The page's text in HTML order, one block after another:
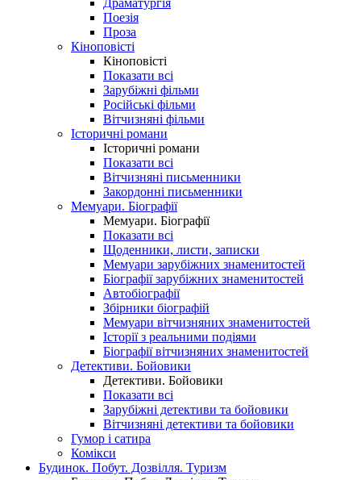
Драматургія
Поезія
Проза
Кіноповісті
Кіноповісті
Показати всі
Зарубіжні фільми
Російські фільми
Вітчизняні фільми
Історичні романи
Історичні романи
Показати всі
Вітчизняні письменники
Закордонні письменники
Мемуари. Біографії
Мемуари. Біографії
Показати всі
Щоденники, листи, записки
Мемуари зарубіжних знаменитостей
Біографії зарубіжних знаменитостей
Автобіографії
Збірники біографій
Мемуари вітчизняних знаменитостей
Історії з реальними подіями
Біографії вітчизняних знаменитостей
Детективи. Бойовики
Детективи. Бойовики
Показати всі
Зарубіжні детективи та бойовики
Вітчизняні детективи та бойовики
Гумор і сатира
Комікси
Будинок. Побут. Дозвілля. Туризм